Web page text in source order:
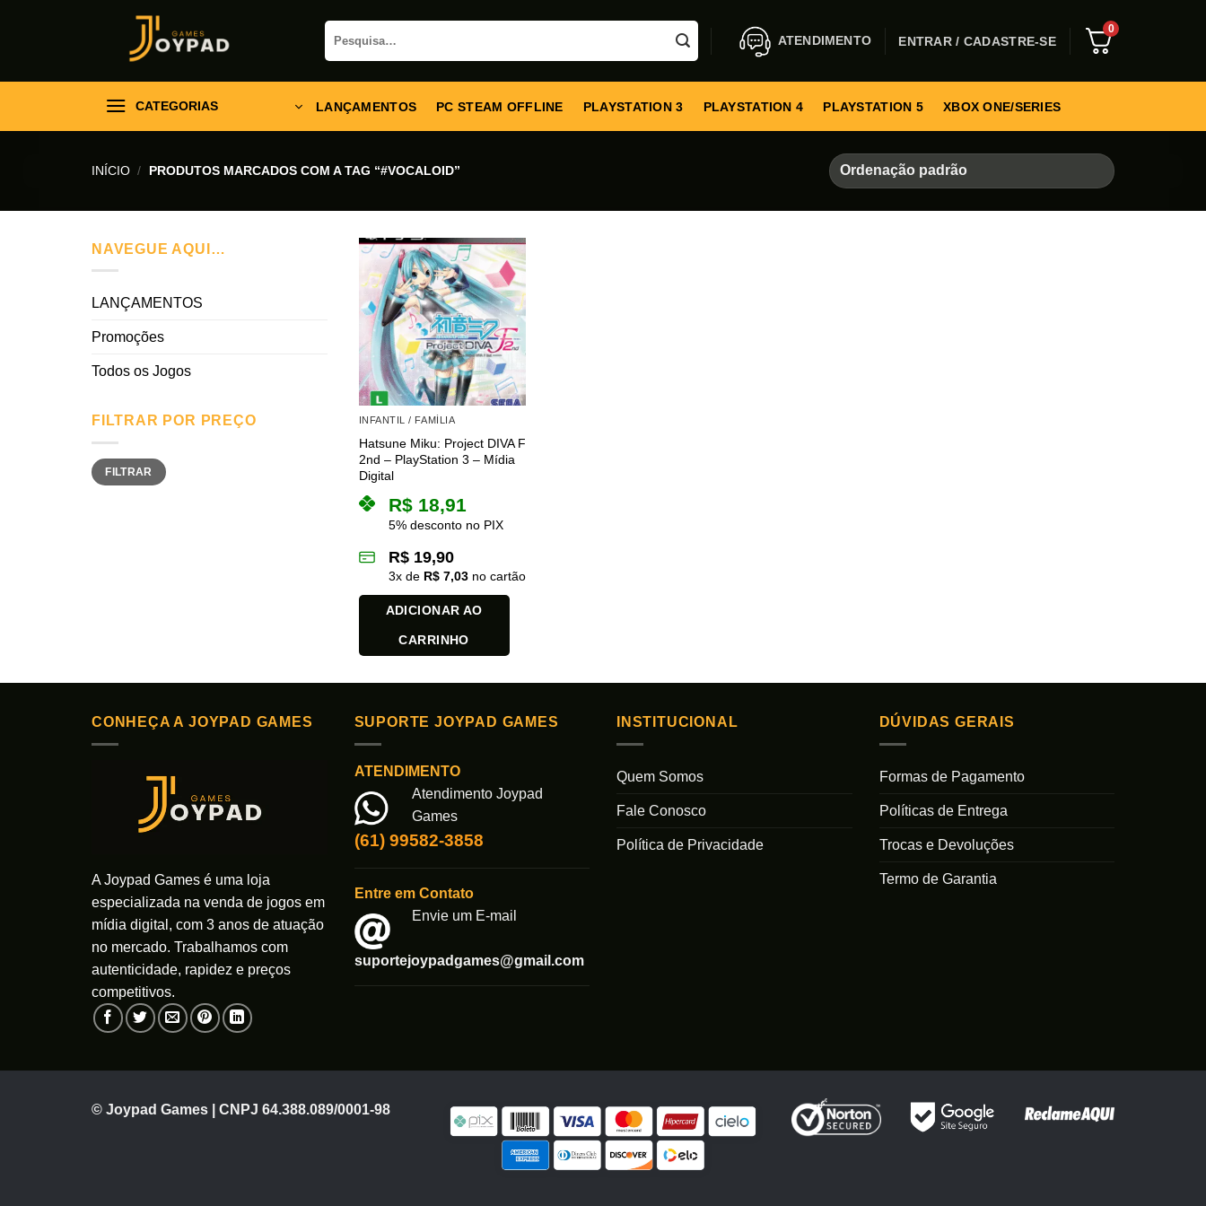
Pesquisar
por:
ATENDIMENTO ENTRAR / CADASTRE-SE
0
CATEGORIAS LANÇAMENTOS PC STEAM OFFLINE PLAYSTATION 3 PLAYSTATION 4 PLAYSTATION 5 XBOX ONE/SERIES
INÍCIO / PRODUTOS MARCADOS COM A TAG “#VOCALOID”
NAVEGUE AQUI…
LANÇAMENTOS
Promoções
Todos os Jogos
FILTRAR POR PREÇO
Preço
mínimo
Preço
máximo
FILTRAR
INFANTIL / FAMÍLIA
Hatsune Miku: Project DIVA F
2nd – PlayStation 3 – Mídia
Digital
R$18,91
5% desconto no PIX
R$19,90
3x de R$7,03no cartão
ADICIONAR AO
CARRINHO
CONHEÇA A JOYPAD GAMES
A Joypad Games é uma loja
especializada na venda de jogos em
mídia digital, com 3 anos de atuação
no mercado. Trabalhamos com
autenticidade, rapidez e preços
competitivos.
SUPORTE JOYPAD GAMES
ATENDIMENTO
Atendimento Joypad
Games
(61) 99582-3858
Entre em Contato
Envie um E-mail
suportejoypadgames@gmail.com
INSTITUCIONAL
Quem Somos
Fale Conosco
Política de Privacidade
DÚVIDAS GERAIS
Formas de Pagamento
Políticas de Entrega
Trocas e Devoluções
Termo de Garantia
© Joypad Games | CNPJ 64.388.089/0001-98